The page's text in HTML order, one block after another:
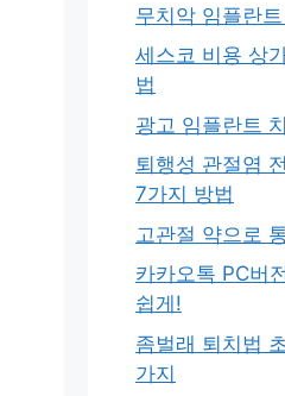
무치악 임플란
세스코 비용 상
법
광고 임플란트
퇴행성 관절염
7가지 방법
고관절 약으로
카카오톡 PC버
쉽게!
좀벌래 퇴치법
가지